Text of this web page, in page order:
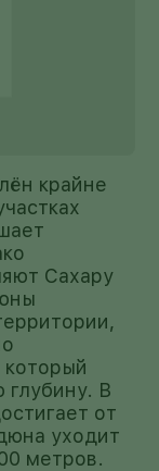
крайне
Сахару
который
глубину. В
от
уходит
метров.